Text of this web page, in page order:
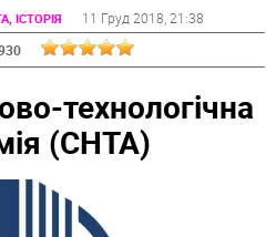
ІСТОРІЯ 11 Груд 2018 , 21:38
технологічна
(СНТА)